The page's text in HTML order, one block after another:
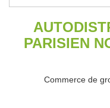
PARISIEN
Commerce de